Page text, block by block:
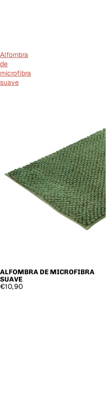
Alfombra
de
microfibra
suave
ALFOMBRA DE MICROFIBRA
SUAVE
€10,90